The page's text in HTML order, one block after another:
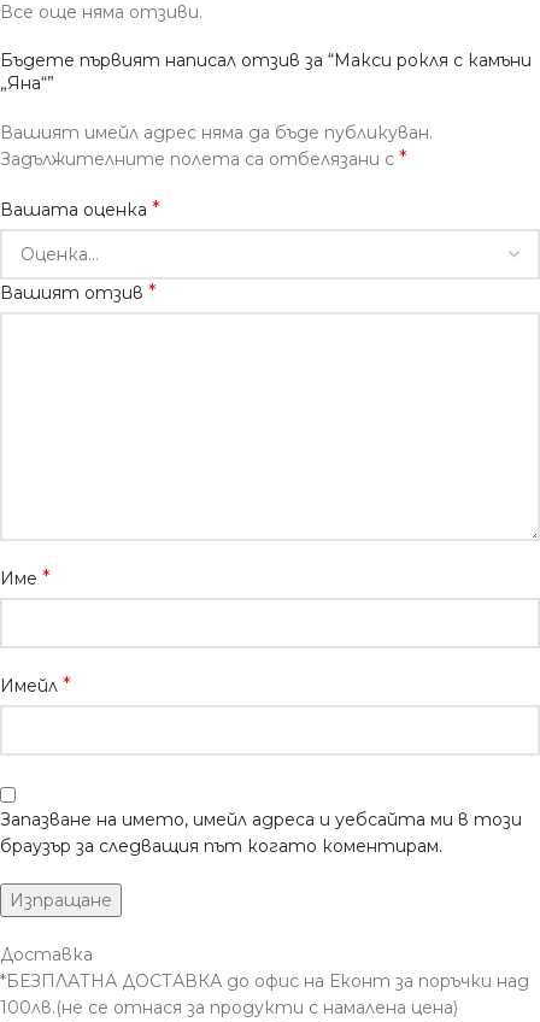
Все още няма отзиви.
Бъдете първият написал отзив за “Макси рокля с камъни
„Яна“”
Вашият имейл адрес няма да бъде публикуван.
Задължителните полета са отбелязани с *
Вашата оценка *
Вашият отзив *
Име *
Имейл *
Запазване на името, имейл адреса и уебсайта ми в този
браузър за следващия път когато коментирам.
Доставка
*БЕЗПЛАТНА ДОСТАВКА до офис на Еконт за поръчки над
100лв.(не се отнася за продукти с намалена цена)